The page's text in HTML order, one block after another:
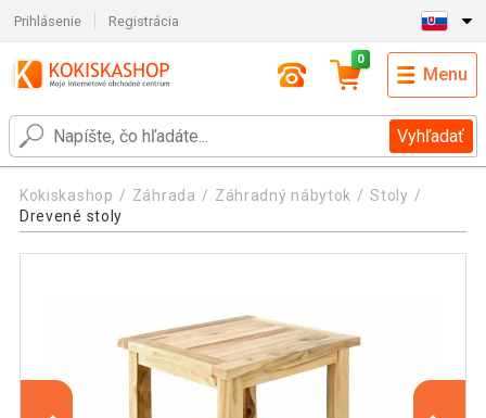
Prihlásenie Registrácia
Vyhľadať
0
Menu
Kokiskashop Záhrada Záhradný nábytok
Stoly
Drevené stoly